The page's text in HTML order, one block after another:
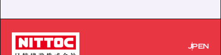
JPEN